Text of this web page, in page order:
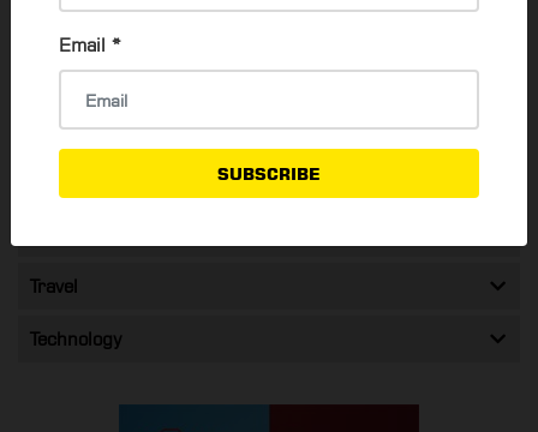
Email *
SUBSCRIBE
Activities To Do
Food & Drink
Shopping & Promos
Travel
Technology